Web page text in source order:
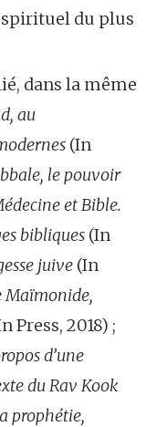
spirituel du plus
dans la même
au
(In
le pouvoir
et Bible.
bibliques (In
juive (In
Maïmonide,
Press, 2018) ;
d’une
du Rav Kook
prophétie,